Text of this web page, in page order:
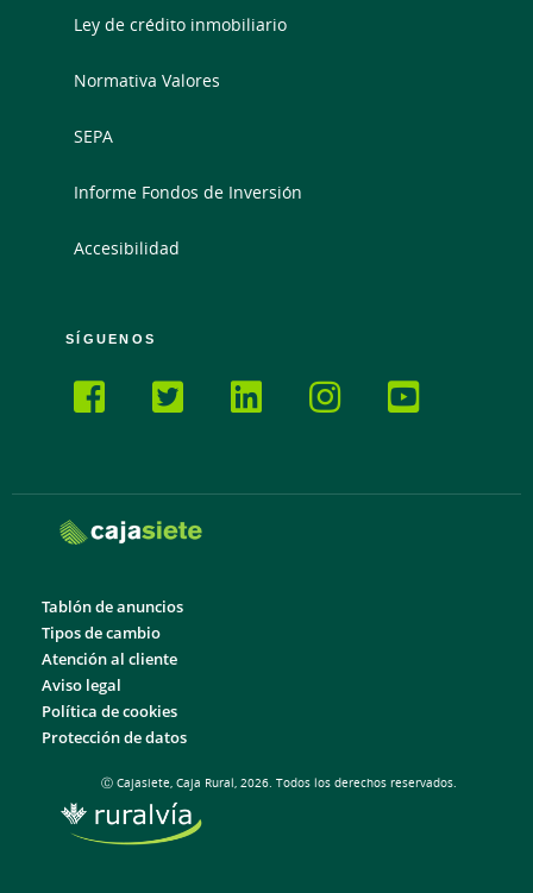
Ley de crédito inmobiliario
Normativa Valores
SEPA
Informe Fondos de Inversión
Accesibilidad
SÍGUENOS
Tablón de anuncios
Tipos de cambio
Atención al cliente
Aviso legal
Política de cookies
Protección de datos
Ⓒ Cajasiete, Caja Rural, 2026. Todos los derechos reservados.